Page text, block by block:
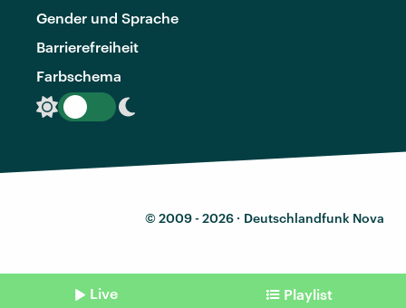
Gender und Sprache
Barrierefreiheit
Farbschema
© 2009 - 2026 · Deutschlandfunk Nova
Live Playlist